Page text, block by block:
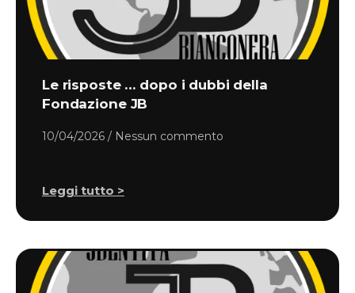
Le risposte … dopo i dubbi della
Fondazione JB
10/04/2026 Nessun commento
Leggi tutto >